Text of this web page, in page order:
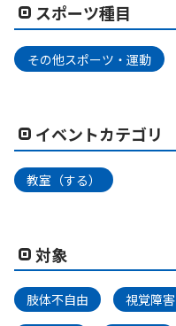
スポーツ種目
その他スポーツ・運動
イベントカテゴリ
教室（する）
対象
肢体不自由 視覚障害